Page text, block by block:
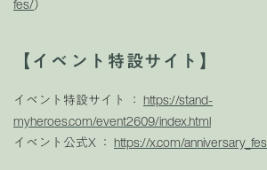
fes/）
【イベント特設サイト】
イベント特設サイト ： https://stand-
myheroes.com/event2609/index.html
イベント公式X ： https://x.com/anniversary_fes